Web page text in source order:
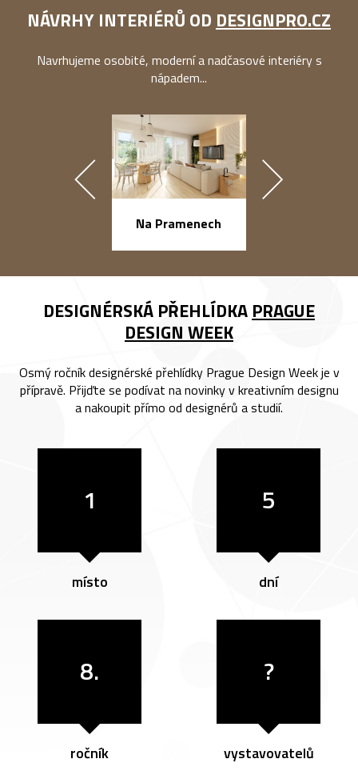
NÁVRHY INTERIÉRŮ OD DESIGNPRO.CZ
Navrhujeme osobité, moderní a nadčasové interiéry s
nápadem...
Na Pramenech
DESIGNÉRSKÁ PŘEHLÍDKA PRAGUE
DESIGN WEEK
Osmý ročník designérské přehlídky Prague Design Week je v
přípravě. Přijďte se podívat na novinky v kreativním designu
a nakoupit přímo od designérů a studií.
1
místo
5
dní
8.
ročník
?
vystavovatelů